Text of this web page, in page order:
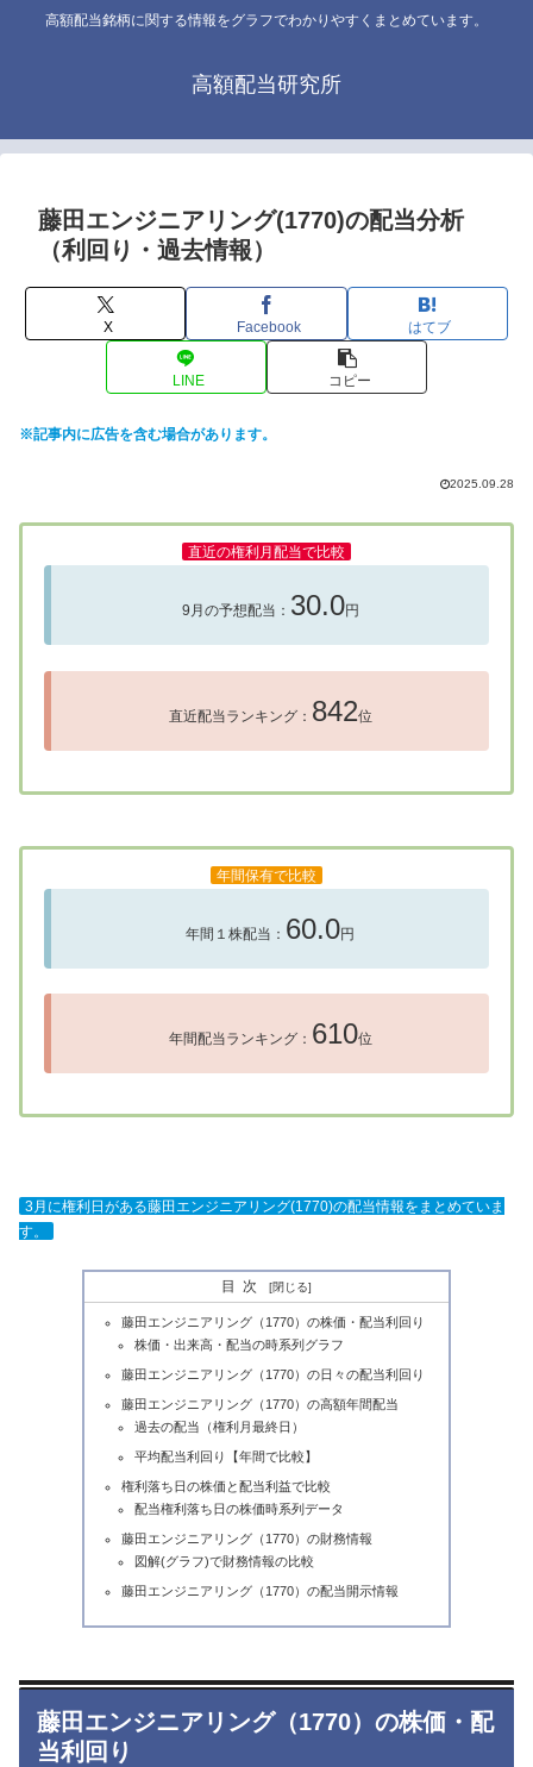
高額配当銘柄に関する情報をグラフでわかりやすくまとめています。
高額配当研究所
藤田エンジニアリング(1770)の配当分析
（利回り・過去情報）
X Facebook はてブ
LINE コピー
※記事内に広告を含む場合があります。
2025.09.28
直近の権利月配当で比較
9月の予想配当： 30.0円
直近配当ランキング： 842位
年間保有で比較
年間１株配当： 60.0円
年間配当ランキング： 610位
3月に権利日がある藤田エンジニアリング(1770)の配当情報をまとめていま
す。
目次
藤田エンジニアリング（1770）の株価・配当利回り
株価・出来高・配当の時系列グラフ
藤田エンジニアリング（1770）の日々の配当利回り
藤田エンジニアリング（1770）の高額年間配当
過去の配当（権利月最終日）
平均配当利回り【年間で比較】
権利落ち日の株価と配当利益で比較
配当権利落ち日の株価時系列データ
藤田エンジニアリング（1770）の財務情報
図解(グラフ)で財務情報の比較
藤田エンジニアリング（1770）の配当開示情報
藤田エンジニアリング（1770）の株価・配
当利回り